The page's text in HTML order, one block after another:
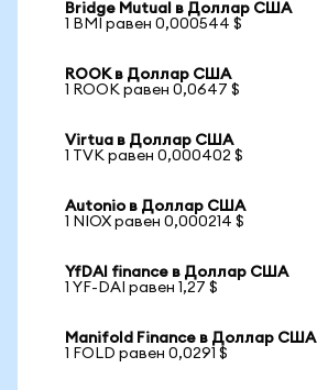
Bridge Mutual в Доллар США
1 BMI равен 0,000544 $
ROOK в Доллар США
1 ROOK равен 0,0647 $
Virtua в Доллар США
1 TVK равен 0,000402 $
Autonio в Доллар США
1 NIOX равен 0,000214 $
YfDAI finance в Доллар США
1 YF-DAI равен 1,27 $
Manifold Finance в Доллар США
1 FOLD равен 0,0291 $